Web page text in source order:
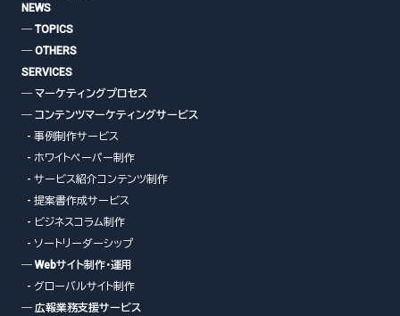
NEWS
― TOPICS
― OTHERS
SERVICES
― マーケティングプロセス
― コンテンツマーケティングサービス
- 事例制作サービス
- ホワイトペーパー制作
- サービス紹介コンテンツ制作
- 提案書作成サービス
- ビジネスコラム制作
- ソートリーダーシップ
― Webサイト制作・運用
- グローバルサイト制作
― 広報業務支援サービス